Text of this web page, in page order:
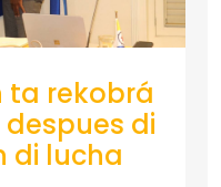
ta rekobrá
di
di lucha